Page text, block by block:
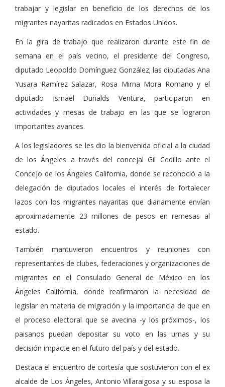
trabajar y legislar en beneficio de los derechos de los
migrantes nayaritas radicados en Estados Unidos.
En la gira de trabajo que realizaron durante este fin de
semana en el país vecino, el presidente del Congreso,
diputado Leopoldo Domínguez González; las diputadas Ana
Yusara Ramírez Salazar, Rosa Mirna Mora Romano y el
diputado Ismael Duñalds Ventura, participaron en
actividades y mesas de trabajo en las que se lograron
importantes avances.
A los legisladores se les dio la bienvenida oficial a la ciudad
de los Ángeles a través del concejal Gil Cedillo ante el
Concejo de los Ángeles California, donde se reconoció a la
delegación de diputados locales el interés de fortalecer
lazos con los migrantes nayaritas que diariamente envían
aproximadamente 23 millones de pesos en remesas al
estado.
También mantuvieron encuentros y reuniones con
representantes de clubes, federaciones y organizaciones de
migrantes en el Consulado General de México en los
Ángeles California, donde reafirmaron la necesidad de
legislar en materia de migración y la importancia de que en
el proceso electoral que se avecina -y los próximos-, los
paisanos puedan depositar su voto en las urnas y su
decisión impacte en el futuro del país y del estado.
Destaca el encuentro de cortesía que sostuvieron con el ex
alcalde de Los Ángeles, Antonio Villaraigosa y su esposa la